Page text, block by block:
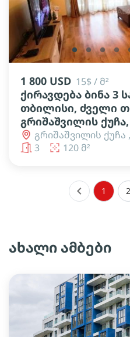
lens lens lens lens
1 800 USD 15$ / მ²
ქირავდება ბინა 3
თბილისი, ძველი
გრიშაშვილის ქუჩა,
გრიშაშვილის ქუჩა
3
120 მ²
keyboard_arrow_left 1 2
ახალი ამბები